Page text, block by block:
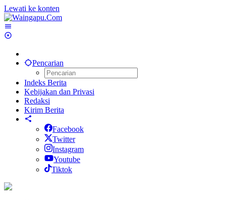
Lewati ke konten
Pencarian
Indeks Berita
Kebijakan dan Privasi
Redaksi
Kirim Berita
Facebook
Twitter
Instagram
Youtube
Tiktok